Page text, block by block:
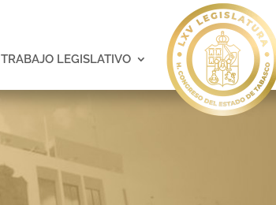
TRABAJO LEGISLATIVO